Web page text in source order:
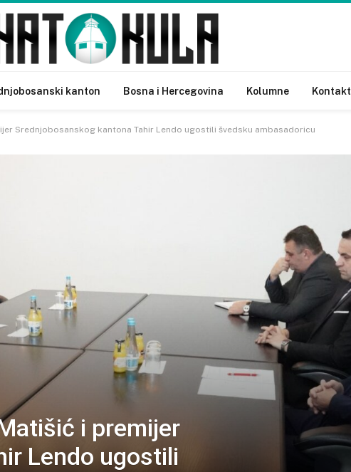
kanton Bosna i Hercegovina Kolumne Kontakt
Srednjobosanskog kantona Tahir Lendo ugostili švedsku ambasadoricu
i premijer
Lendo ugostili